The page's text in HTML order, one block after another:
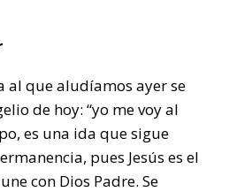
al que aludíamos ayer se
de hoy: “yo me voy al
es una ida que sigue
pues Jesús es el
con Dios Padre. Se